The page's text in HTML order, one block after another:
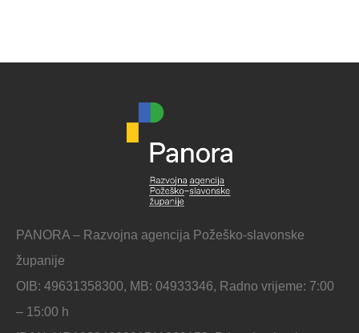
PANORA – Razvojna agencija Požeško-slavonske
županije
OIB: 49631358300, MB: 04933346, Radno vrijeme: 7:00
– 15:00 h